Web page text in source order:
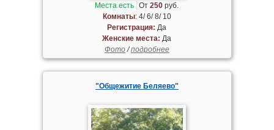
Места есть От250 руб.
Комнаты: 4/ 6/ 8/ 10
Регистрация: Да
Женские места: Да
Фото/подробнее
"Общежитие Беляево"